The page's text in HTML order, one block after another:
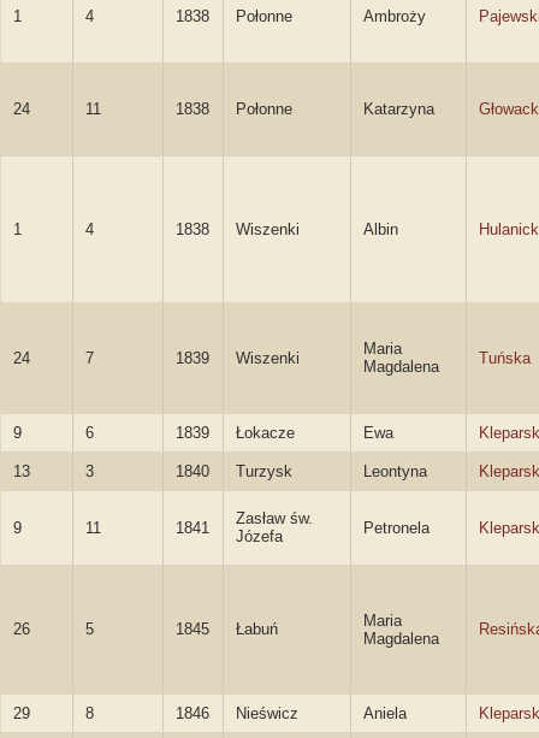
1 4 1838 Połonne Ambroży
24 11 1838 Połonne Katarzyna
1 4 1838 Wiszenki Albin
24 7 1839 Wiszenki
Maria
Magdalena
Tuńska
9 6 1839 Łokacze Ewa
13 3 1840 Turzysk Leontyna
9 11 1841
Zasław św.
Józefa
Petronela
26 5 1845 Łabuń
Maria
Magdalena
29 8 1846 Nieświcz Aniela